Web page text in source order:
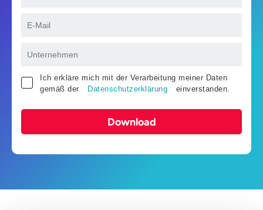
Ich erkläre mich mit der Verarbeitung meiner Daten
gemäß der
Datenschutzerklärung einverstanden.
Download